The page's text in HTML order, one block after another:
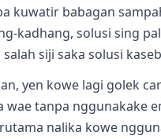
kuwatir babagan
kadhang, solusi sing
siji saka solusi
yen kowe lagi golek
wae tanpa nggunakake
nalika kowe